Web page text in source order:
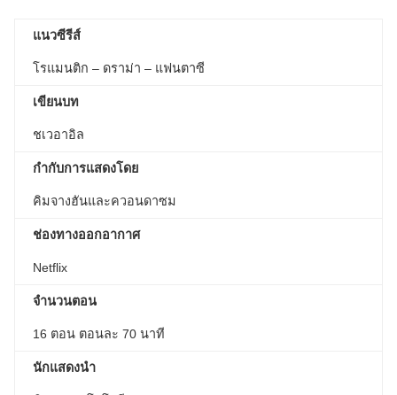
แนวซีรีส์
โรแมนติก – ดราม่า – แฟนตาซี
เขียนบท
ชเวอาอิล
กำกับการแสดงโดย
คิมจางฮันและควอนดาซม
ช่องทางออกอากาศ
Netflix
จำนวนตอน
16 ตอน ตอนละ 70 นาที
นักแสดงนำ